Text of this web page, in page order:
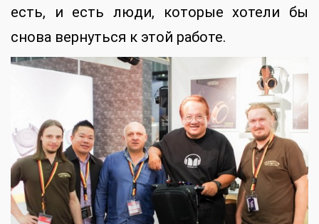
есть, и есть люди, которые хотели бы
снова вернуться к этой работе.